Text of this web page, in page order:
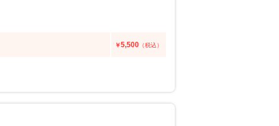
￥5,500 （税込）